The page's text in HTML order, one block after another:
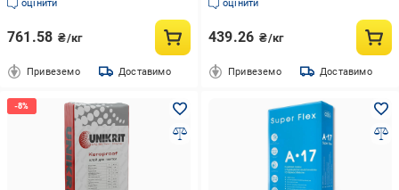
великих розмірів ТМ Поліпласт
оцінити
761.58 ₴/кг
Привеземо Доставимо
великих розмірів ТМ Поліпласт
оцінити
439.26 ₴/кг
Привеземо Доставимо